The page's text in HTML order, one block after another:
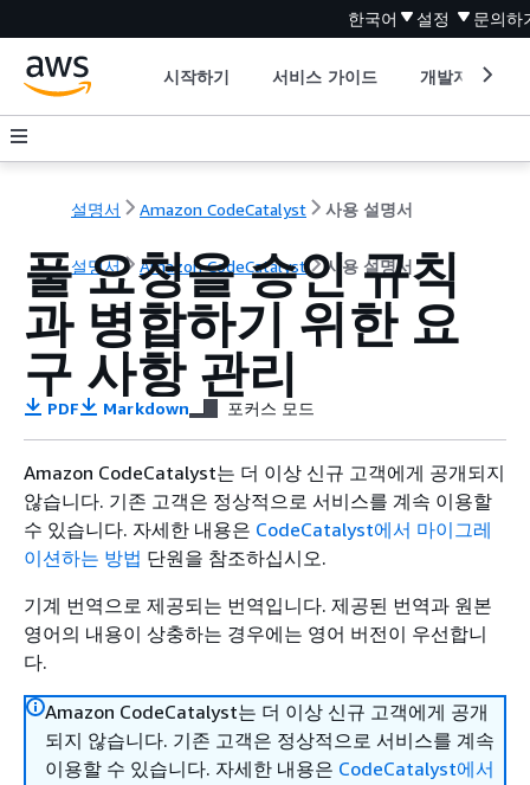
한국어 설정 문의하
시작하기 서비스 가이드 개발자 도구
설명서 Amazon CodeCatalyst 사용 설명서
설명서 Amazon CodeCatalyst 사용 설명서
풀 요청을 승인 규칙
과 병합하기 위한 요
구 사항 관리
PDF Markdown 포커스 모드
Amazon CodeCatalyst는 더 이상 신규 고객에게 공개되지
않습니다. 기존 고객은 정상적으로 서비스를 계속 이용할
수 있습니다. 자세한 내용은 CodeCatalyst에서 마이그레
이션하는 방법 단원을 참조하십시오.
기계 번역으로 제공되는 번역입니다. 제공된 번역과 원본
영어의 내용이 상충하는 경우에는 영어 버전이 우선합니
다.
Amazon CodeCatalyst는 더 이상 신규 고객에게 공개
되지 않습니다. 기존 고객은 정상적으로 서비스를 계속
이용할 수 있습니다. 자세한 내용은 CodeCatalyst에서